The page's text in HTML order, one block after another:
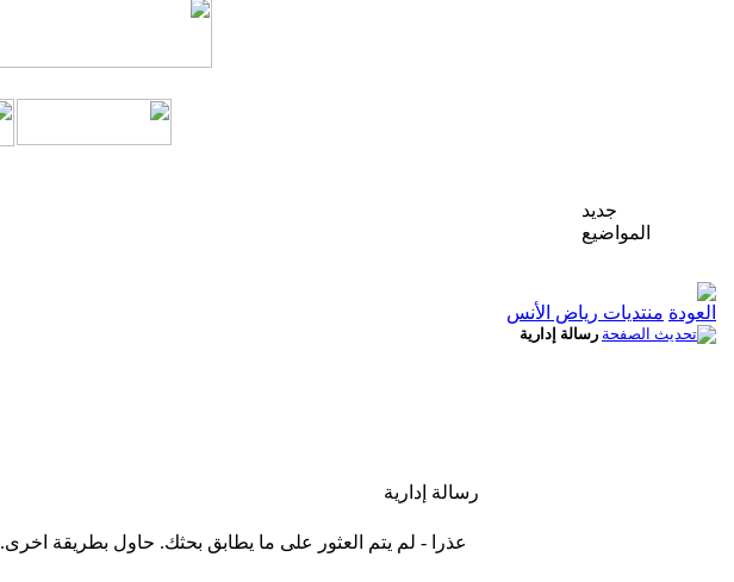
جديد
المواضيع
منتديات رياض الأنس
رسالة إدارية
رسالة إدارية
عذرا - لم يتم العثور على ما يطابق بحثك. حاول بطريقة اخرى.